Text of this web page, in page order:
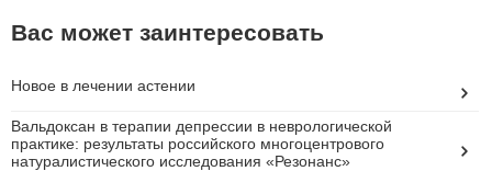
Вас может заинтересовать
Новое в лечении астении
Вальдоксан в терапии депрессии в неврологической
практике: результаты российского многоцентрового
натуралистического исследования «Резонанс»